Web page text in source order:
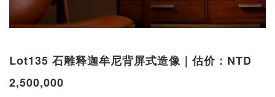
Lot135 石雕释迦牟尼背屏式造像｜估价：NTD
2,500,000